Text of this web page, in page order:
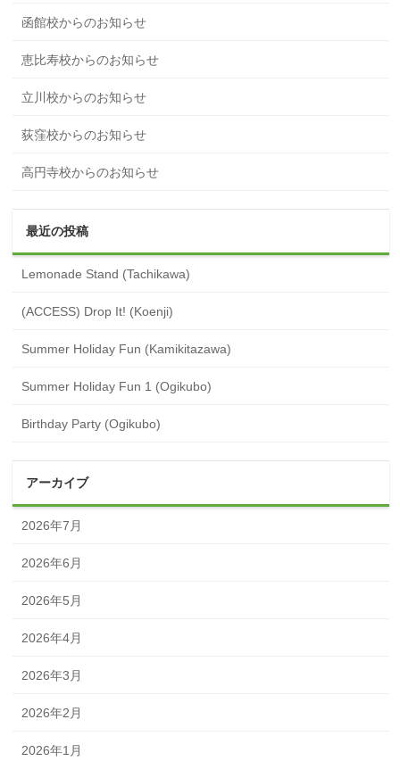
函館校からのお知らせ
恵比寿校からのお知らせ
立川校からのお知らせ
荻窪校からのお知らせ
高円寺校からのお知らせ
最近の投稿
Lemonade Stand (Tachikawa)
(ACCESS) Drop It! (Koenji)
Summer Holiday Fun (Kamikitazawa)
Summer Holiday Fun 1 (Ogikubo)
Birthday Party (Ogikubo)
アーカイブ
2026年7月
2026年6月
2026年5月
2026年4月
2026年3月
2026年2月
2026年1月